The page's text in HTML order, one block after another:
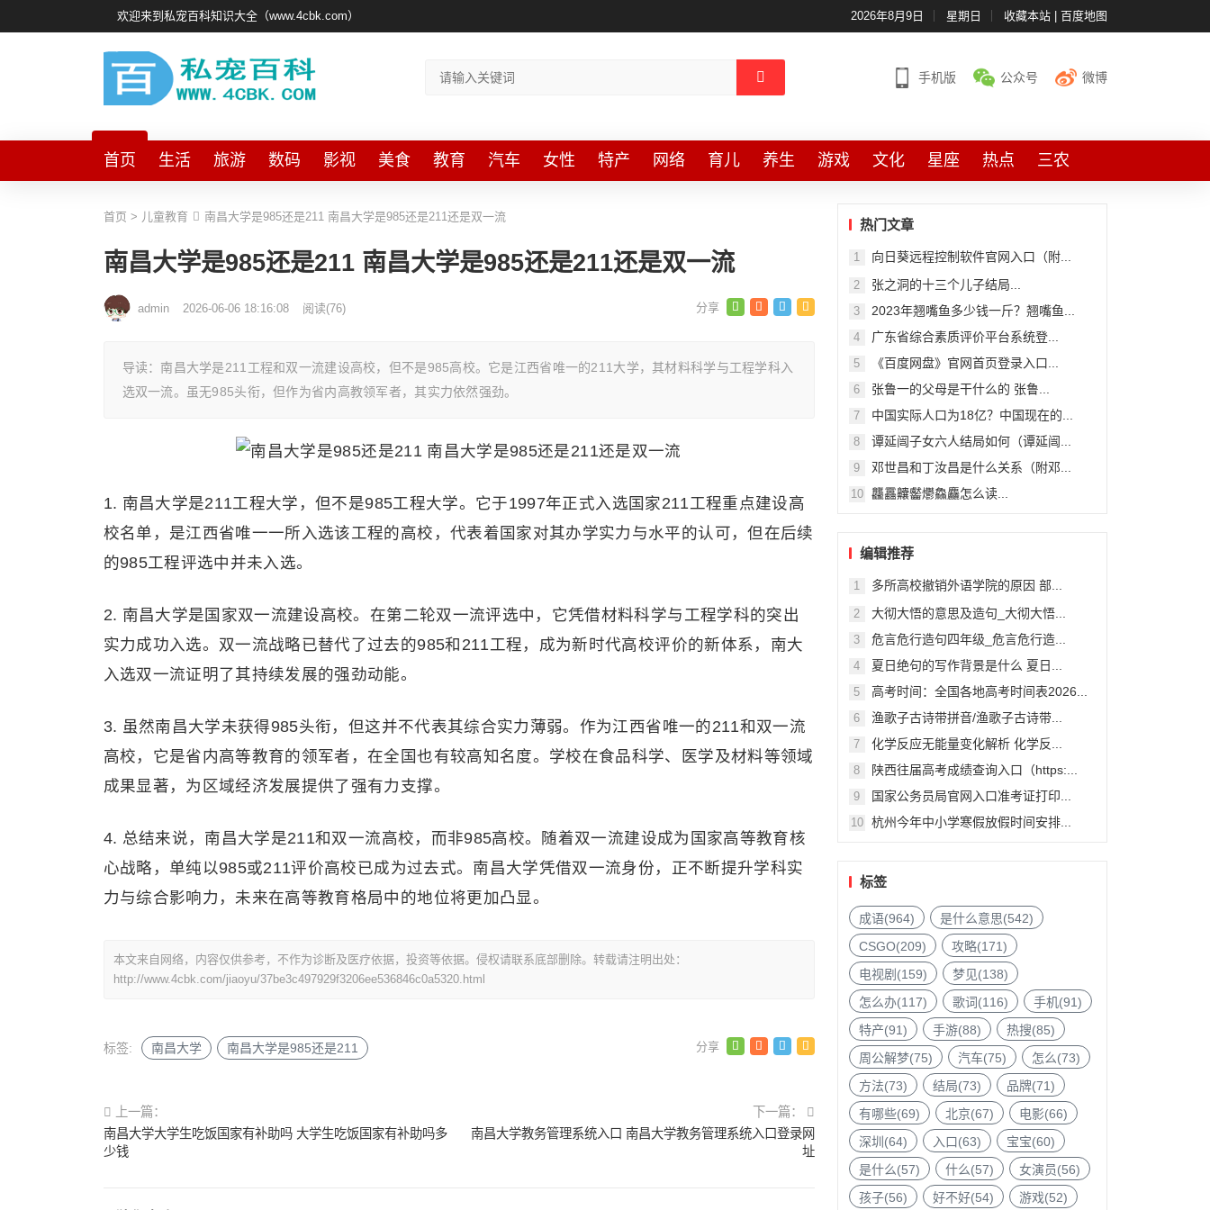
欢迎来到私宠百科知识大全（www.4cbk.com） 2026年8月9日 星期日 收藏本站| 百度地图
手机版 公众号 微博
首页 生活 旅游 数码 影视 美食 教育 汽车 女性 特产 网络 育儿 养生 游戏 文化 星座 热点 三农
首页 > 儿童教育 南昌大学是985还是211 南昌大学是985还是211还是双一流
南昌大学是985还是211 南昌大学是985还是211还是双一流
admin 2026-06-06 18:16:08 阅读(76)
导读：南昌大学是211工程和双一流建设高校，但不是985高校。它是江西省唯一的211大学，其材料科学与工程学科入
选双一流。虽无985头衔，但作为省内高教领军者，其实力依然强劲。
1. 南昌大学是211工程大学，但不是985工程大学。它于1997年正式入选国家211工程重点建设高
校名单，是江西省唯一一所入选该工程的高校，代表着国家对其办学实力与水平的认可，但在后续
的985工程评选中并未入选。
2. 南昌大学是国家双一流建设高校。在第二轮双一流评选中，它凭借材料科学与工程学科的突出
实力成功入选。双一流战略已替代了过去的985和211工程，成为新时代高校评价的新体系，南大
入选双一流证明了其持续发展的强劲动能。
3. 虽然南昌大学未获得985头衔，但这并不代表其综合实力薄弱。作为江西省唯一的211和双一流
高校，它是省内高等教育的领军者，在全国也有较高知名度。学校在食品科学、医学及材料等领域
成果显著，为区域经济发展提供了强有力支撑。
4. 总结来说，南昌大学是211和双一流高校，而非985高校。随着双一流建设成为国家高等教育核
心战略，单纯以985或211评价高校已成为过去式。南昌大学凭借双一流身份，正不断提升学科实
力与综合影响力，未来在高等教育格局中的地位将更加凸显。
本文来自网络，内容仅供参考，不作为诊断及医疗依据，投资等依据。侵权请联系底部删除。转载请注明出处：
http://www.4cbk.com/jiaoyu/37be3c497929f3206ee536846c0a5320.html
标签: 南昌大学 南昌大学是985还是211
上一篇：
南昌大学大学生吃饭国家有补助吗 大学生吃饭国家有补助吗多
少钱
下一篇：
南昌大学教务管理系统入口 南昌大学教务管理系统入口登录网
址
热门文章
1 向日葵远程控制软件官网入口（附...
2 张之洞的十三个儿子结局...
3 2023年翘嘴鱼多少钱一斤？翘嘴鱼...
4 广东省综合素质评价平台系统登...
5 《百度网盘》官网首页登录入口...
6 张鲁一的父母是干什么的 张鲁...
7 中国实际人口为18亿？中国现在的...
8 谭延闿子女六人结局如何（谭延闿...
9 邓世昌和丁汝昌是什么关系（附邓...
10 龘靐齉齾爩鱻麤怎么读...
编辑推荐
1 多所高校撤销外语学院的原因 部...
2 大彻大悟的意思及造句_大彻大悟...
3 危言危行造句四年级_危言危行造...
4 夏日绝句的写作背景是什么 夏日...
5 高考时间：全国各地高考时间表2026...
6 渔歌子古诗带拼音/渔歌子古诗带...
7 化学反应无能量变化解析 化学反...
8 陕西往届高考成绩查询入口（https:...
9 国家公务员局官网入口准考证打印...
10 杭州今年中小学寒假放假时间安排...
标签
成语(964)
是什么意思(542)
CSGO(209)
攻略(171)
电视剧(159)
梦见(138)
怎么办(117)
歌词(116)
手机(91)
特产(91)
手游(88)
热搜(85)
周公解梦(75)
汽车(75)
怎么(73)
方法(73)
结局(73)
品牌(71)
有哪些(69)
北京(67)
电影(66)
深圳(64)
入口(63)
宝宝(60)
是什么(57)
什么(57)
女演员(56)
孩子(56)
好不好(54) 游戏(52)